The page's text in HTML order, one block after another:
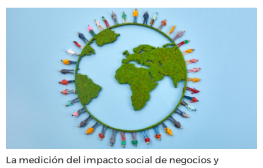
La medición del impacto social de negocios y